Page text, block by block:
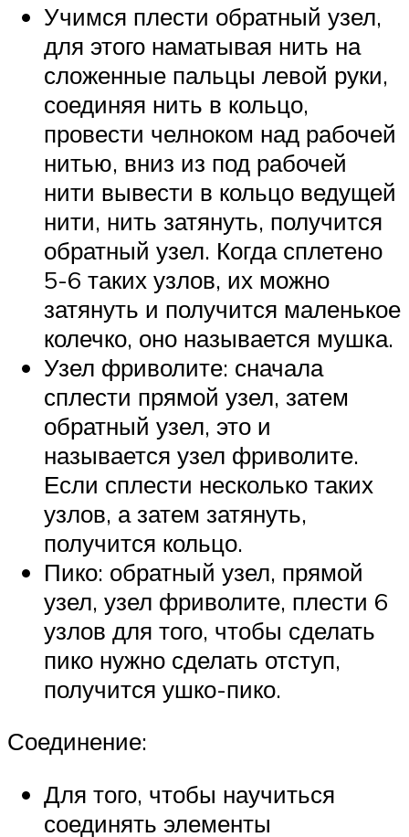
Учимся плести обратный узел,
для этого наматывая нить на
сложенные пальцы левой руки,
соединяя нить в кольцо,
провести челноком над рабочей
нитью, вниз из под рабочей
нити вывести в кольцо ведущей
нити, нить затянуть, получится
обратный узел. Когда сплетено
5-6 таких узлов, их можно
затянуть и получится маленькое
колечко, оно называется мушка.
Узел фриволите: сначала
сплести прямой узел, затем
обратный узел, это и
называется узел фриволите.
Если сплести несколько таких
узлов, а затем затянуть,
получится кольцо.
Пико: обратный узел, прямой
узел, узел фриволите, плести 6
узлов для того, чтобы сделать
пико нужно сделать отступ,
получится ушко-пико.
Соединение:
Для того, чтобы научиться
соединять элементы